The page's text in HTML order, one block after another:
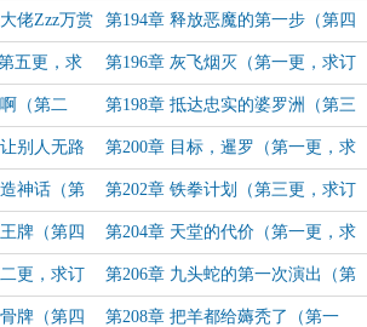
阅）
佬Zzz万赏 第194章 释放恶魔的第一步（第四
更，求订阅）
五更，求 第196章 灰飞烟灭（第一更，求订
阅）
（第二 第198章 抵达忠实的婆罗洲（第三
更，求订阅）
别人无路 第200章 目标，暹罗（第一更，求
订阅）
神话（第 第202章 铁拳计划（第三更，求订
阅）
牌（第四 第204章 天堂的代价（第一更，求
订阅）
更，求订 第206章 九头蛇的第一次演出（第
三更，求订阅）
牌（第四 第208章 把羊都给薅秃了（第一